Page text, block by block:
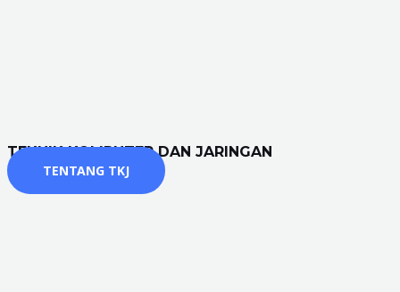
TEKNIK KOMPUTER DAN JARINGAN
TENTANG TKJ